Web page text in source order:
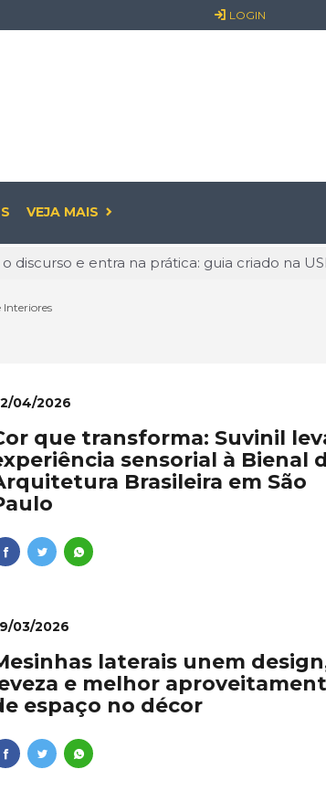
LOGIN
VEJA MAIS
discurso e entra na prática: guia criado na
que conquista o mundo e abre novas
dominar vídeos pelo celular se torna
à experiência: restaurante em Curitiba
que dá conta de tudo
é inaugurado no Vale da Serra da Moeda
Interiores
04/2026
que transforma: Suvinil
sensorial à Bienal
Brasileira em São
03/2026
laterais unem
e melhor
espaço no décor